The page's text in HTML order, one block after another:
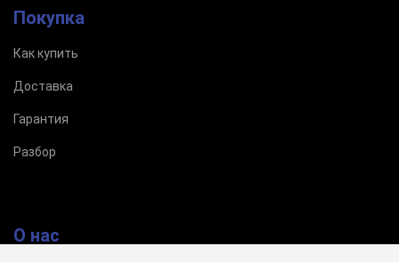
Покупка
Как купить
Доставка
Гарантия
Разбор
О нас